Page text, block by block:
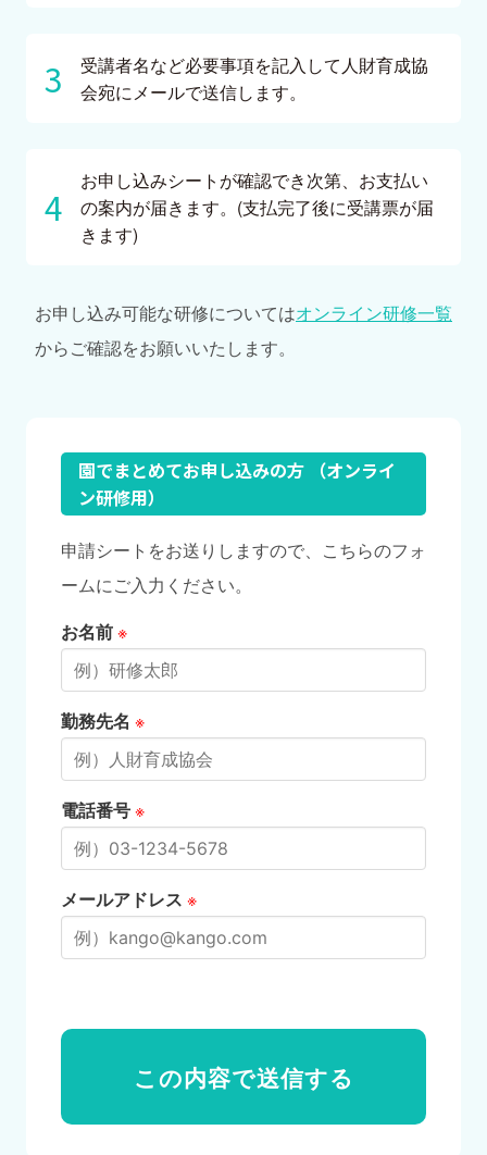
受講者名など必要事項を記入して人財育成協
会宛にメールで送信します。
お申し込みシートが確認でき次第、お支払い
の案内が届きます。(支払完了後に受講票が届
きます)
お申し込み可能な研修についてはオンライン研修一覧
からご確認をお願いいたします。
園でまとめてお申し込みの方 （オンライ
ン研修用）
申請シートをお送りしますので、こちらのフォ
ームにご入力ください。
お名前※
勤務先名 ※
電話番号※
メールアドレス ※